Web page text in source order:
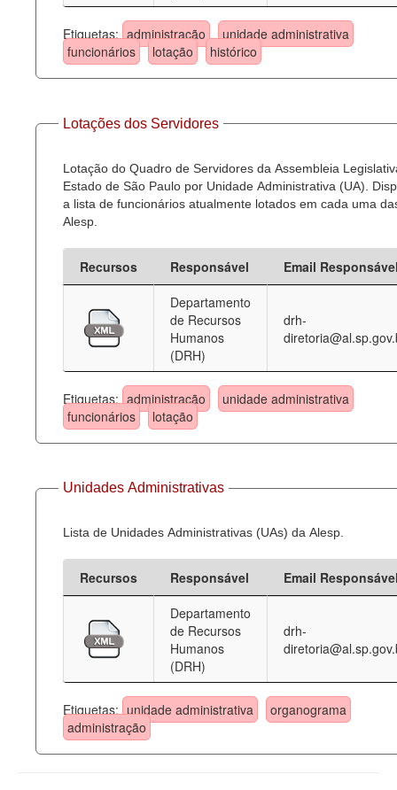
Etiquetas: administração
unidade administrativa
funcionários
lotação histórico
Lotações dos Servidores
Lotação do Quadro de Servidores da Assembleia
Estado de São Paulo por Unidade Administrativa (UA).
a lista de funcionários atualmente lotados em cada uma
Alesp.
Recursos Responsável
Email
Departamento
de Recursos
Humanos
(DRH)
drh-
Etiquetas: administração
unidade administrativa
funcionários
lotação
Unidades Administrativas
Lista de Unidades Administrativas (UAs) da Alesp.
Recursos Responsável
Email
Departamento
de Recursos
Humanos
(DRH)
drh-
Etiquetas: unidade administrativa
organograma
administração